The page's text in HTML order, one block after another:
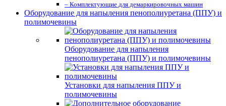
– Комплектующие для демаркировочных машин
Оборудование для напыления пенополиуретана (ППУ) и
полимочевины
Оборудование для напыления
пенополиуретана (ППУ) и полимочевины
Установки для напыления ППУ и
полимочевины